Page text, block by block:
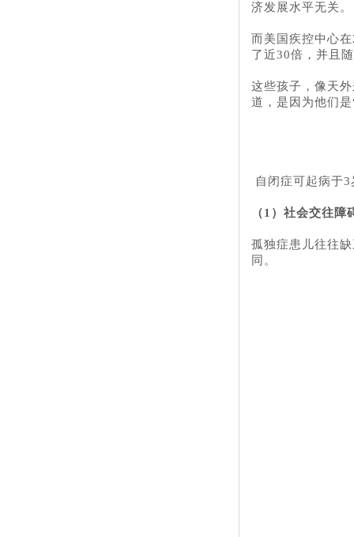
济发展水平无关。
而美国疾控中心
了近30倍，并且
这些孩子，像天
道，是因为他们
自闭症可起病于
（1）社会交往障
孤独症患儿往往
同。